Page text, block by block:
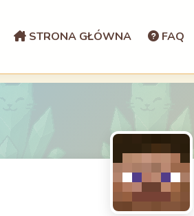
STRONA GŁÓWNA FAQ